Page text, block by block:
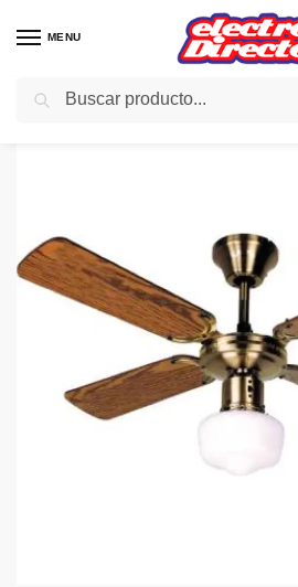
MENU
Inicio Climatización / Ventiladores